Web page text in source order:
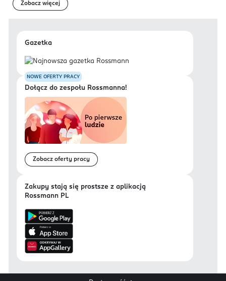
Zobacz więcej
Gazetka
NOWE OFERTY PRACY
Dołącz do zespołu Rossmanna!
Zobacz oferty pracy
Zakupy stają się prostsze z aplikacją
Rossmann PL